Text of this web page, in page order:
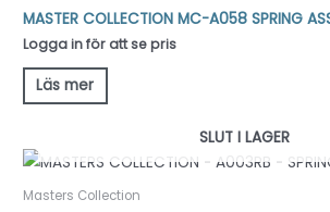
MASTER COLLECTION MC-A058 SPRING
Logga in för att se pris
Läs mer
SLUT I LAGER
Masters Collection